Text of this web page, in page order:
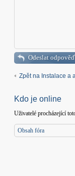
Odeslat odpověď
Zpět na Instalace a
Kdo je online
Uživatelé procházející
Obsah fóra